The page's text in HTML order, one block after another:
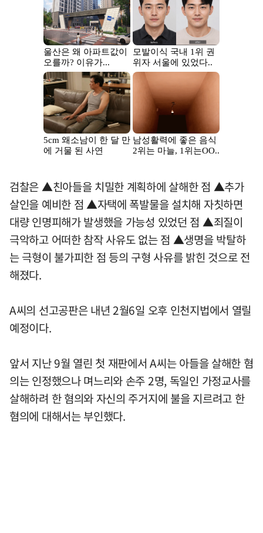
검찰은 ▲친아들을 치밀한 계획하에 살해한 점 ▲추가
살인을 예비한 점 ▲자택에 폭발물을 설치해 자칫하면
대량 인명피해가 발생했을 가능성 있었던 점 ▲죄질이
극악하고 어떠한 참작 사유도 없는 점 ▲생명을 박탈하
는 극형이 불가피한 점 등의 구형 사유를 밝힌 것으로 전
해졌다.
A씨의 선고공판은 내년 2월6일 오후 인천지법에서 열릴
예정이다.
앞서 지난 9월 열린 첫 재판에서 A씨는 아들을 살해한 혐
의는 인정했으나 며느리와 손주 2명, 독일인 가정교사를
살해하려 한 혐의와 자신의 주거지에 불을 지르려고 한
혐의에 대해서는 부인했다.